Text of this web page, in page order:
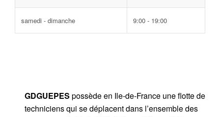
samedi - dimanche 9:00 - 19:00
GDGUEPES possède en Ile-de-France une flotte de
techniciens qui se déplacent dans l’ensemble des